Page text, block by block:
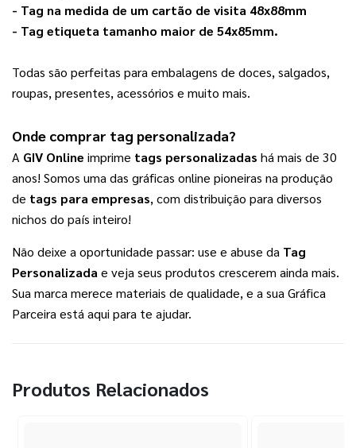
- Tag na medida de um cartão de visita 48x88mm
- Tag etiqueta tamanho maior de 54x85mm.
Todas são perfeitas para embalagens de doces, salgados,
roupas, presentes, acessórios e muito mais.
Onde comprar tag personalizada?
A GIV Online imprime tags personalizadas há mais de 30
anos! Somos uma das gráficas online pioneiras na produção
de tags para empresas, com distribuição para diversos
nichos do país inteiro!
Não deixe a oportunidade passar: use e abuse da Tag
Personalizada e veja seus produtos crescerem ainda mais.
Sua marca merece materiais de qualidade, e a sua Gráfica
Parceira está aqui para te ajudar.
Produtos Relacionados